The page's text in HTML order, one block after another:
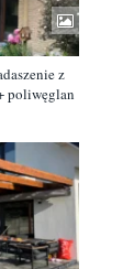
z
poliwęglan